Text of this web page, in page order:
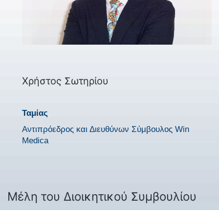
Χρήστος Σωτηρίου
Ταμίας
Αντιπρόεδρος και Διευθύνων Σύμβουλος Win
Medica
Μέλη του Διοικητικού Συμβουλίου